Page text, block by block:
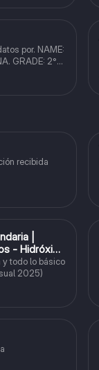
por. NAME:
GRADE: 2°
bonito pero
recibida
|
- Hidróxido
y todo lo básico
2025)